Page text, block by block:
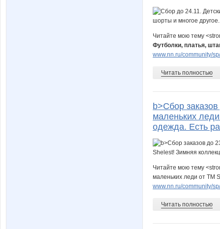
Читайте мою тему
Футболки, платья,
www.nn.ru/community/
Читать полностью
b>Сбор
маленьких
одежда. Есть
Читайте мою тему
маленьких леди от ТМ
www.nn.ru/community/
Читать полностью